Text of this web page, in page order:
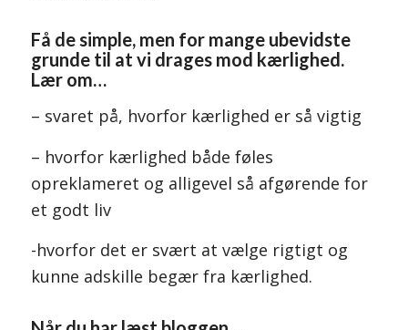
Få de simple, men for mange ubevidste
grunde til at vi drages mod kærlighed.
Lær om…
– svaret på, hvorfor kærlighed er så vigtig
– hvorfor kærlighed både føles
opreklameret og alligevel så afgørende for
et godt liv
-hvorfor det er svært at vælge rigtigt og
kunne adskille begær fra kærlighed.